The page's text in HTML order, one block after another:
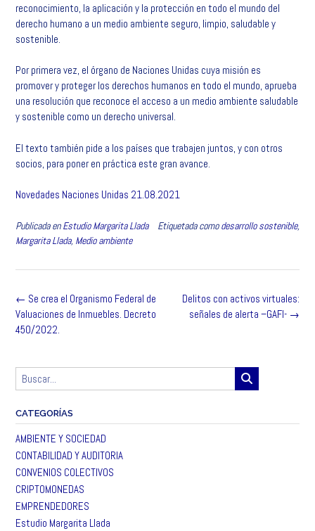
reconocimiento, la aplicación y la protección en todo el mundo del
derecho humano a un medio ambiente seguro, limpio, saludable y
sostenible.
Por primera vez, el órgano de Naciones Unidas cuya misión es
promover y proteger los derechos humanos en todo el mundo, aprueba
una resolución que reconoce el acceso a un medio ambiente saludable
y sostenible como un derecho universal.
El texto también pide a los países que trabajen juntos, y con otros
socios, para poner en práctica este gran avance.
Novedades Naciones Unidas 21.08.2021
Publicada enEstudio Margarita Llada Etiquetada comodesarrollo sostenible,
Margarita Llada, Medio ambiente
Navegación
de
la
Delitos con activos virtuales:
señales de alerta –GAFI- →
← Se crea el Organismo Federal de
Valuaciones de Inmuebles. Decreto
450/2022.
CATEGORÍAS
AMBIENTE Y SOCIEDAD
CONTABILIDAD Y AUDITORIA
CONVENIOS COLECTIVOS
CRIPTOMONEDAS
EMPRENDEDORES
Estudio Margarita Llada